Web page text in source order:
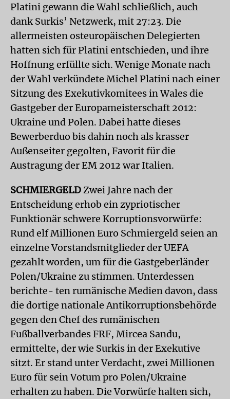
Platini gewann die Wahl schließlich, auch
dank Surkis’ Netzwerk, mit 27:23. Die
allermeisten osteuropäischen Delegierten
hatten sich für Platini entschieden, und ihre
Hoffnung erfüllte sich. Wenige Monate nach
der Wahl verkündete Michel Platini nach einer
Sitzung des Exekutivkomitees in Wales die
Gastgeber der Europameisterschaft 2012:
Ukraine und Polen. Dabei hatte dieses
Bewerberduo bis dahin noch als krasser
Außenseiter gegolten, Favorit für die
Austragung der EM 2012 war Italien.
SCHMIERGELDZwei Jahre nach der
Entscheidung erhob ein zypriotischer
Funktionär schwere Korruptionsvorwürfe:
Rund elf Millionen Euro Schmiergeld seien an
einzelne Vorstandsmitglieder der UEFA
gezahlt worden, um für die Gastgeberländer
Polen/Ukraine zu stimmen. Unterdessen
berichte- ten rumänische Medien davon, dass
die dortige nationale Antikorruptionsbehörde
gegen den Chef des rumänischen
Fußballverbandes FRF, Mircea Sandu,
ermittelte, der wie Surkis in der Exekutive
sitzt. Er stand unter Verdacht, zwei Millionen
Euro für sein Votum pro Polen/Ukraine
erhalten zu haben. Die Vorwürfe halten sich,